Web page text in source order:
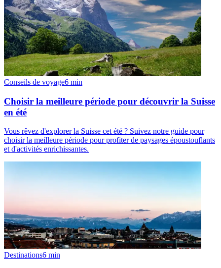
Conseils de voyage6 min
Choisir la meilleure période pour découvrir la Suisse
en été
Vous rêvez d'explorer la Suisse cet été ? Suivez notre guide pour
choisir la meilleure période pour profiter de paysages époustouflants
et d'activités enrichissantes.
Destinations6 min